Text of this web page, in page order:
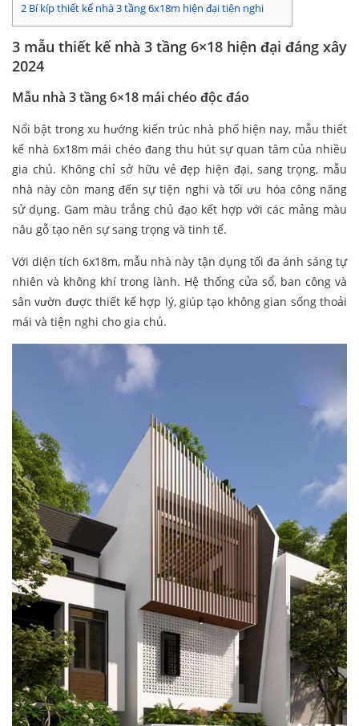
2 Bí kíp thiết kế nhà 3 tầng 6x18m hiện đại tiện nghi
3 mẫu thiết kế nhà 3 tầng 6×18 hiện đại đáng xây
2024
Mẫu nhà 3 tầng 6×18 mái chéo độc đáo
Nổi bật trong xu hướng kiến trúc nhà phố hiện nay, mẫu thiết
kế nhà 6x18m mái chéo đang thu hút sự quan tâm của nhiều
gia chủ. Không chỉ sở hữu vẻ đẹp hiện đại, sang trọng, mẫu
nhà này còn mang đến sự tiện nghi và tối ưu hóa công năng
sử dụng. Gam màu trắng chủ đạo kết hợp với các mảng màu
nâu gỗ tạo nên sự sang trọng và tinh tế.
Với diện tích 6x18m, mẫu nhà này tận dụng tối đa ánh sáng tự
nhiên và không khí trong lành. Hệ thống cửa sổ, ban công và
sân vườn được thiết kế hợp lý, giúp tạo không gian sống thoải
mái và tiện nghi cho gia chủ.